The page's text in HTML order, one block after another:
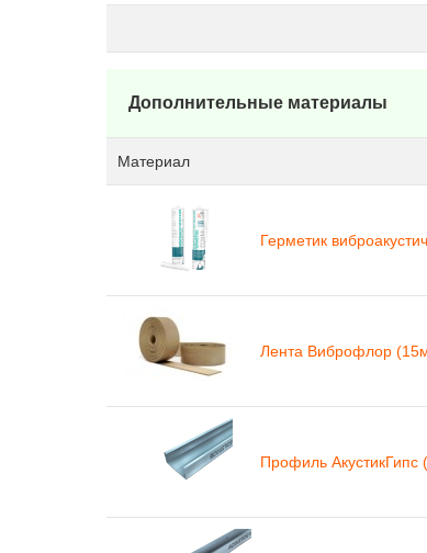
Дополнительные материалы
Материал
Герметик
Лента Виброфлор
Профиль